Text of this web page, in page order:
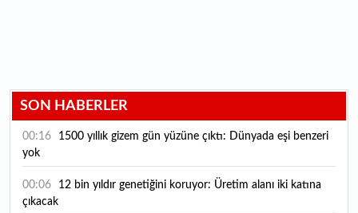
SON HABERLER
00:16
yok
00:06
çıkacak